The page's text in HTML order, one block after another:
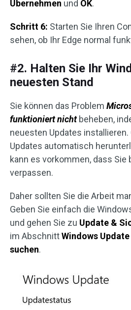
Übernehmen und OK.
Schritt 6: Starten Sie Ihren
sehen, ob Ihr Edge normal
#2. Halten Sie Ihr
neuesten Stand
Sie können das Problem
funktioniert nichtbeheben,
neuesten Updates
Updates automatisch
kann es vorkommen, dass
verpassen.
Daher sollten Sie die Arbeit
Geben Sie einfach die
und gehen Sie zu Update &
im AbschnittWindows Update
suchen.